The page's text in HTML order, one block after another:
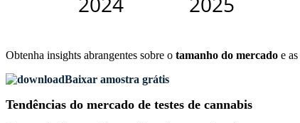
Obtenha insights abrangentes sobre o tamanho do mercado e as
Baixar amostra grátis
Tendências do mercado de testes de cannabis